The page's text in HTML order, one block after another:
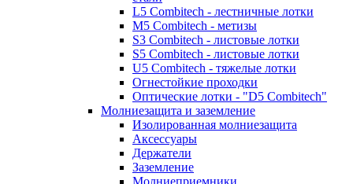
L5 Combitech - лестничные лотки
M5 Combitech - метизы
S3 Combitech - листовые лотки
S5 Combitech - листовые лотки
U5 Combitech - тяжелые лотки
Огнестойкие проходки
Оптические лотки - "D5 Combitech"
Молниезащита и заземление
Изолированная молниезащита
Аксессуары
Держатели
Заземление
Молниеприемники